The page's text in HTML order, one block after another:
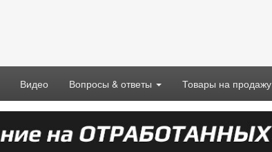
Видео Вопросы & ответы Товары на продажу